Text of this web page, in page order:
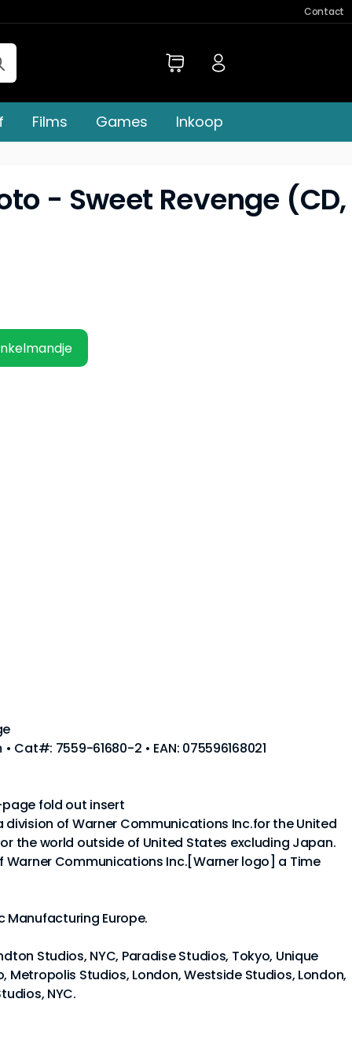
Contact
Films Games Inkoop
- Sweet Revenge (CD,
• Cat#: 7559-61680-2 • EAN: 075596168021
fold out insert
division of Warner Communications Inc.for the United
the world outside of United States excluding Japan.
Warner Communications Inc.[Warner logo] a Time
Manufacturing Europe.
Studios, NYC, Paradise Studios, Tokyo, Unique
Metropolis Studios, London, Westside Studios, London,
NYC.